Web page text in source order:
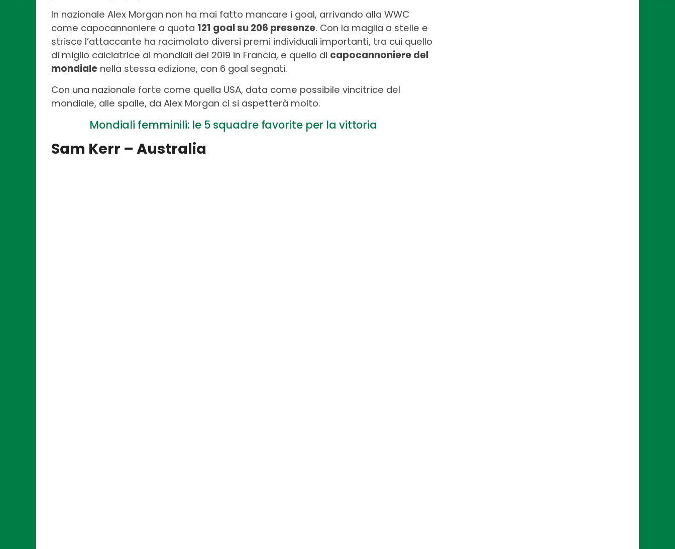
In nazionale Alex Morgan non ha mai fatto mancare i goal, arrivando alla WWC
come capocannoniere a quota 121 goal su 206 presenze. Con la maglia a stelle e
strisce l’attaccante ha racimolato diversi premi individuali importanti, tra cui quello
di miglio calciatrice ai mondiali del 2019 in Francia, e quello di capocannoniere del
mondiale nella stessa edizione, con 6 goal segnati.
Con una nazionale forte come quella USA, data come possibile vincitrice del
mondiale, alle spalle, da Alex Morgan ci si aspetterà molto.
Mondiali femminili: le 5 squadre favorite per la vittoria
Sam Kerr – Australia